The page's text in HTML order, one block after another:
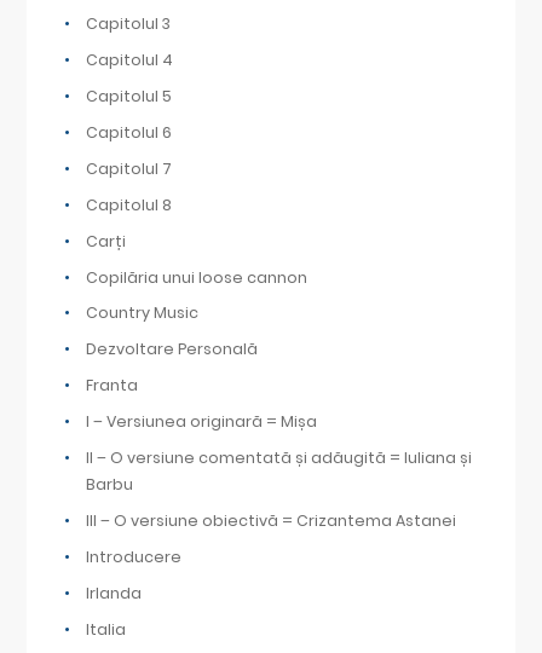
Capitolul 3
Capitolul 4
Capitolul 5
Capitolul 6
Capitolul 7
Capitolul 8
Carți
Copilăria unui loose cannon
Country Music
Dezvoltare Personală
Franta
I – Versiunea originară = Mișa
II – O versiune comentată și adăugită = Iuliana și
Barbu
III – O versiune obiectivă = Crizantema Astanei
Introducere
Irlanda
Italia